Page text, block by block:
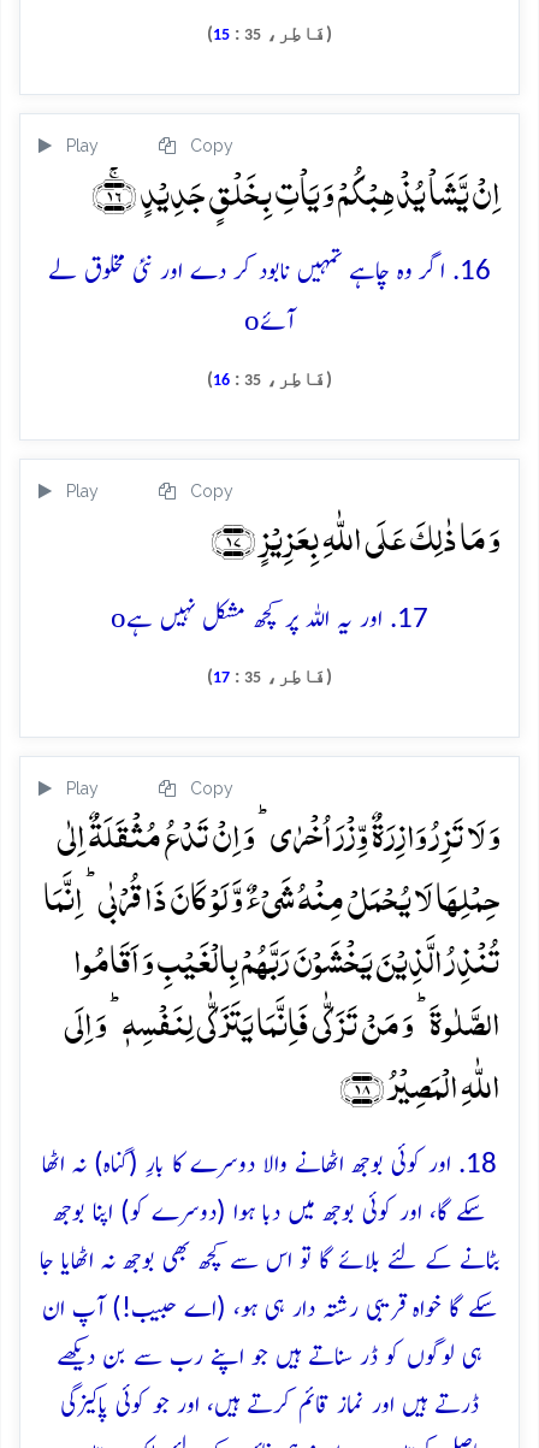
(فَاطِر، 35
:
15
)
Play Copy
اِنۡ یَّشَاۡ یُذۡہِبۡکُمۡ وَ یَاۡتِ بِخَلۡقٍ جَدِیۡدٍ ﴿ۚ۱۶﴾
16. اگر وہ چاہے تمہیں نابود کر دے اور نئی مخلوق لے
آئےo
(فَاطِر، 35
:
16
)
Play Copy
وَ مَا ذٰلِکَ عَلَی اللّٰہِ بِعَزِیۡزٍ ﴿۱۷﴾
17. اور یہ اللہ پر کچھ مشکل نہیں ہے o
(فَاطِر، 35
:
17
)
Play Copy
وَ لَا تَزِرُ وَازِرَۃٌ وِّزۡرَ اُخۡرٰی ؕ وَ اِنۡ تَدۡعُ مُثۡقَلَۃٌ اِلٰی
حِمۡلِہَا لَا یُحۡمَلۡ مِنۡہُ شَیۡءٌ وَّ لَوۡ کَانَ ذَا قُرۡبٰی ؕ اِنَّمَا
تُنۡذِرُ الَّذِیۡنَ یَخۡشَوۡنَ رَبَّہُمۡ بِالۡغَیۡبِ وَ اَقَامُوا
الصَّلٰوۃَ ؕ وَ مَنۡ تَزَکّٰی فَاِنَّمَا یَتَزَکّٰی لِنَفۡسِہٖ ؕ وَ اِلَی
اللّٰہِ الۡمَصِیۡرُ ﴿۱۸﴾
18. اور کوئی بوجھ اٹھانے والا دوسرے کا بارِ (گناہ) نہ اٹھا
سکے گا، اور کوئی بوجھ میں دبا ہوا (دوسرے کو) اپنا بوجھ
بٹانے کے لئے بلائے گا تو اس سے کچھ بھی بوجھ نہ اٹھایا جا
سکے گا خواہ قریبی رشتہ دار ہی ہو، (اے حبیب!) آپ ان
ہی لوگوں کو ڈر سناتے ہیں جو اپنے رب سے بن دیکھے
ڈرتے ہیں اور نماز قائم کرتے ہیں، اور جو کوئی پاکیزگی